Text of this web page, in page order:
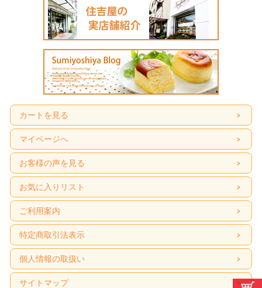
カートを見る
マイページへ
お客様の声を見る
お気に入りリスト
ご利用案内
特定商取引法表示
個人情報の取扱い
サイトマップ